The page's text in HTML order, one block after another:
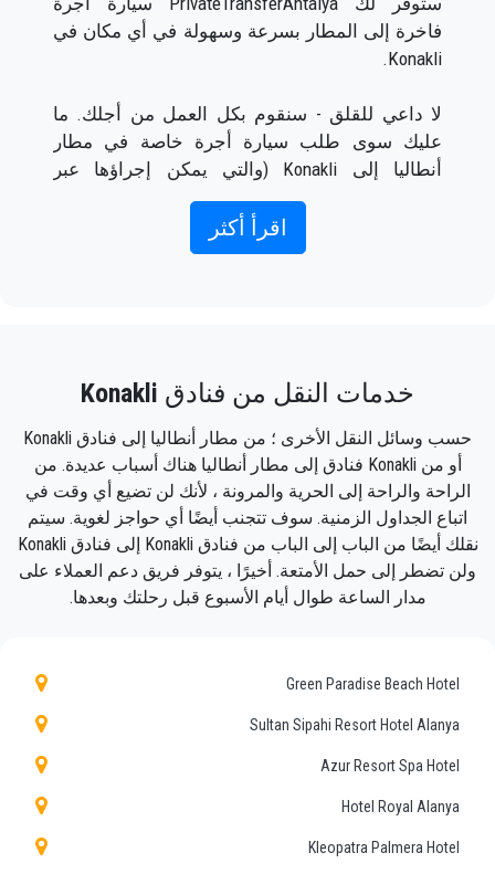
فاخرة إلى المطار بسرعة وسهولة في أي مكان في
Konakli.
لا داعي للقلق - سنقوم بكل العمل من أجلك. ما
عليك سوى طلب سيارة أجرة خاصة في مطار
أنطاليا إلى Konakli (والتي يمكن إجراؤها عبر
الإنترنت وكذلك عبر الهاتف) وسيكون لديك سائق
يقابلك خارج صالة الوصول مع كتابة اسمك على
لافتة عندما وصول الطائرة.
عندما تنزل من الطائرة ، مع استعداد السيارة
ويأخذك إلى وجهتك في Konakli.
ستكون تجربتك مع خدمة النقل الخاصة بنا رائعة لأن
فريقنا محترفون فخورون سيضمنون أن يتم
اصطحابك في الوقت المحدد ، ونقلك مع الفصل ،
وفي طريقك إلى وجهتك في أنطاليا إلى Konakli
بطريقة ممتعة.
وبأسعار معقولة ، وسائقين محترفين وسيارات
مريحة إلى أي مكان في Konakli.
نحن البديل الجميل للمواصلات العامة من وإلى
اقرأ أكثر
خدمات النقل من فنادق Konakli
حسب وسائل النقل الأخرى ؛ من مطار أنطاليا إلى فنادق Konakli
أو من Konakli فنادق إلى مطار أنطاليا هناك أسباب عديدة. من
الراحة والراحة إلى الحرية والمرونة ، لأنك لن تضيع أي وقت في
اتباع الجداول الزمنية. سوف تتجنب أيضًا أي حواجز لغوية. سيتم
نقلك أيضًا من الباب إلى الباب من فنادق Konakli إلى فنادق Konakli
ولن تضطر إلى حمل الأمتعة. أخيرًا ، يتوفر فريق دعم العملاء على
مدار الساعة طوال أيام الأسبوع قبل رحلتك وبعدها.
Green Paradise Beach Hotel
Sultan Sipahi Resort Hotel Alanya
Azur Resort Spa Hotel
Hotel Royal Alanya
Kleopatra Palmera Hotel